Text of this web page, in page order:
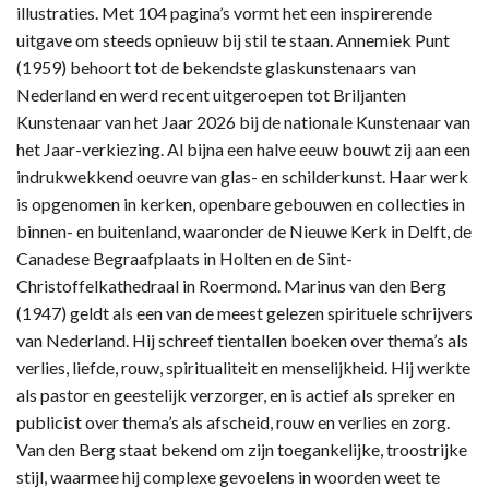
illustraties. Met 104 pagina’s vormt het een inspirerende
uitgave om steeds opnieuw bij stil te staan. Annemiek Punt
(1959) behoort tot de bekendste glaskunstenaars van
Nederland en werd recent uitgeroepen tot Briljanten
Kunstenaar van het Jaar 2026 bij de nationale Kunstenaar van
het Jaar-verkiezing. Al bijna een halve eeuw bouwt zij aan een
indrukwekkend oeuvre van glas- en schilderkunst. Haar werk
is opgenomen in kerken, openbare gebouwen en collecties in
binnen- en buitenland, waaronder de Nieuwe Kerk in Delft, de
Canadese Begraafplaats in Holten en de Sint-
Christoffelkathedraal in Roermond. Marinus van den Berg
(1947) geldt als een van de meest gelezen spirituele schrijvers
van Nederland. Hij schreef tientallen boeken over thema’s als
verlies, liefde, rouw, spiritualiteit en menselijkheid. Hij werkte
als pastor en geestelijk verzorger, en is actief als spreker en
publicist over thema’s als afscheid, rouw en verlies en zorg.
Van den Berg staat bekend om zijn toegankelijke, troostrijke
stijl, waarmee hij complexe gevoelens in woorden weet te